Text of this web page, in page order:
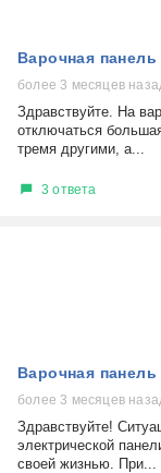
Варочная
более 3 месяцев
Здравствуйте. На
отключаться
тремя другими, а...
3 ответа
Варочная панель
более 3 месяцев
Здравствуйте!
электрической
своей жизнью. При...